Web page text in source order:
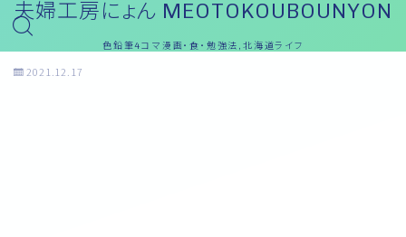
夫婦工房にょん MEOTOKOUBOUNYON
色鉛筆4コマ漫画・食・勉強法,北海道ライフ
2021.12.17